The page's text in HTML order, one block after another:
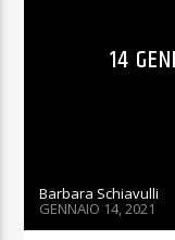
14
Barbara Schiavulli
GENNAIO 14, 2021